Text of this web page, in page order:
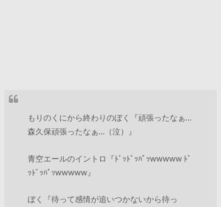
もりのくにから終わりのぼく『頑張ったなぁ…
森久保頑張ったなぁ…（泣）』
青空エールのイントロ『ﾄﾞｯﾄﾞｯﾊﾟｯwwwww ﾄﾞ
ｯﾄﾞｯﾊﾟｯwwwww』
ぼく『待って感情が追いつかないから待っ